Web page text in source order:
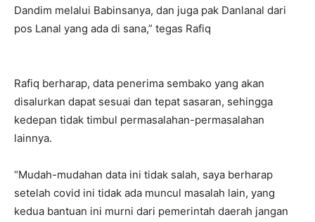
Dandim melalui Babinsanya, dan juga pak Danlanal dari
pos Lanal yang ada di sana,” tegas Rafiq
Rafiq berharap, data penerima sembako yang akan
disalurkan dapat sesuai dan tepat sasaran, sehingga
kedepan tidak timbul permasalahan-permasalahan
lainnya.
“Mudah-mudahan data ini tidak salah, saya berharap
setelah covid ini tidak ada muncul masalah lain, yang
kedua bantuan ini murni dari pemerintah daerah jangan